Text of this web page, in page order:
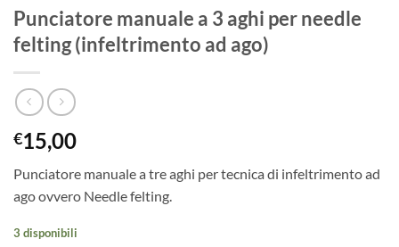
Punciatore manuale a 3 aghi per needle
felting (infeltrimento ad ago)
€15,00
Punciatore manuale a tre aghi per tecnica di infeltrimento ad
ago ovvero Needle felting.
3 disponibili